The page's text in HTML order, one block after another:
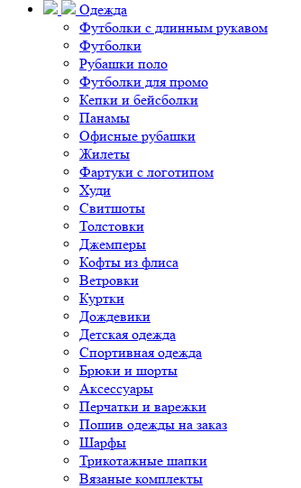
Одежда
Футболки с длинным рукавом
Футболки
Рубашки поло
Футболки для промо
Кепки и бейсболки
Панамы
Офисные рубашки
Жилеты
Фартуки с логотипом
Худи
Свитшоты
Толстовки
Джемперы
Кофты из флиса
Ветровки
Куртки
Дождевики
Детская одежда
Спортивная одежда
Брюки и шорты
Аксессуары
Перчатки и варежки
Пошив одежды на заказ
Шарфы
Трикотажные шапки
Вязаные комплекты